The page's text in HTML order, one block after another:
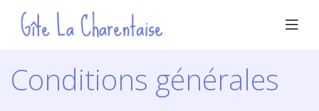
Conditions générales